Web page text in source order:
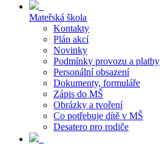
Mateřská škola
Kontakty
Plán akcí
Novinky
Podmínky provozu a platby
Personální obsazení
Dokumenty, formuláře
Zápis do MŠ
Obrázky a tvoření
Co potřebuje dítě v MŠ
Desatero pro rodiče